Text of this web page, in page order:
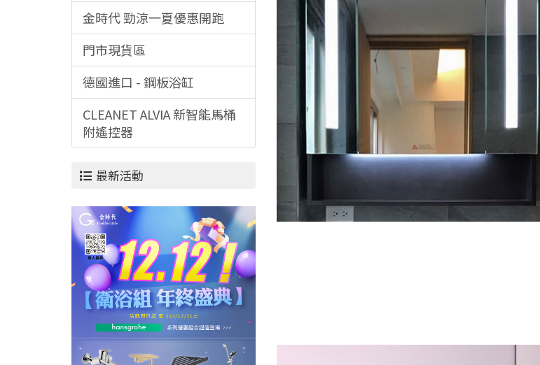
金時代 勁涼一夏優惠開跑
門市現貨區
德國進口 - 鋼板浴缸
CLEANET ALVIA 新智能馬桶
附遙控器
最新活動